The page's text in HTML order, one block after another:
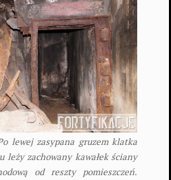
lewej zasypana gruzem klatka
leży zachowany kawałek ściany
od reszty pomieszczeń.